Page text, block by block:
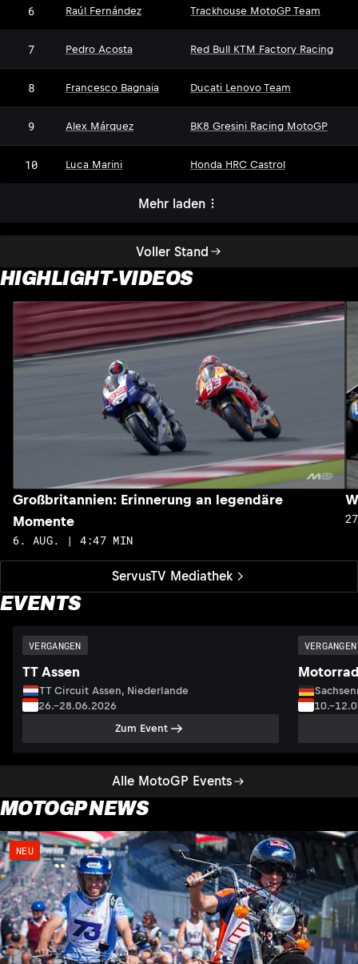
Voller Stand
6 Raúl Fernández Trackhouse MotoGP Team
7 Pedro Acosta Red Bull KTM Factory Racing
8 Francesco Bagnaia Ducati Lenovo Team
9 Alex Márquez BK8 Gresini Racing MotoGP
10 Luca Marini Honda HRC Castrol
Mehr laden
HIGHLIGHT-VIDEOS
ServusTV Mediathek
Großbritannien: Erinnerung an legendäre
Momente
6. AUG. | 4:47 MIN
EVENTS
Alle MotoGP Events
VERGANGEN
TT Assen
TT Circuit Assen, Niederlande
26.–28.06.2026
Zum Event
VERGANGEN
MOTOGP NEWS
NEU